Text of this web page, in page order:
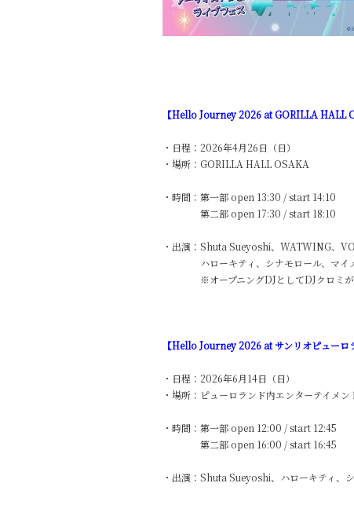
【Hello Journey 2026 at GORILLA HALL
・日程：2026年4月26日（日）
・場所：GORILLA HALL OSAKA
・時間：第一部 open 13:30 /
第二部 open 17:30 / start 18:10
・出演：Shuta Sueyoshi、WATWING、
ハローキティ、シナモロール、マイ
※オープニングDJとしてDJクロミが
【Hello Journey 2026 at サンリオピューロ
・日程：2026年6月14日（日）
・場所：ピューロランド内エンターテイメン
・時間：第一部 open 12:00 /
第二部 open 16:00 / start 16:45
・出演：Shuta Sueyoshi、ハローキティ、